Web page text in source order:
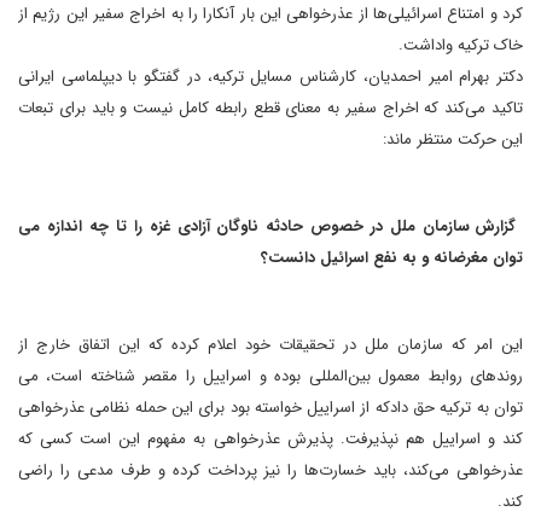
کرد و امتناع اسرائیلی‌ها از عذرخواهی این بار آنکارا را به اخراج سفیر این رژیم از
خاک ترکیه واداشت.
دکتر بهرام امیر احمدیان، کارشناس مسایل ترکیه، در گفتگو با دیپلماسی ایرانی
تاکید می‌کند که اخراج سفیر به معنای قطع رابطه کامل نیست و باید برای تبعات
این حرکت منتظر ماند:
گزارش سازمان ملل در خصوص حادثه ناوگان آزادی غزه را تا چه اندازه می
توان مغرضانه و به نفع اسرائیل دانست؟
این امر که سازمان ملل در تحقیقات خود اعلام کرده که این اتفاق خارج از
روندهای روابط معمول بین‌المللی بوده و اسراییل را مقصر شناخته است، می
توان به ترکیه حق دادکه از اسراییل خواسته بود برای این حمله نظامی عذرخواهی
کند و اسراییل هم نپذیرفت. پذیرش عذرخواهی به مفهوم این است کسی که
عذرخواهی می‌کند، باید خسارت‌ها را نیز پرداخت کرده و طرف مدعی را راضی
کند.